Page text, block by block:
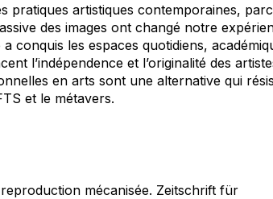
pratiques artistiques contemporaines,
des images ont changé notre
conquis les espaces quotidiens,
l’indépendence et l’originalité des
en arts sont une alternative qui
et le métavers.
reproduction mécanisée. Zeitschrift für